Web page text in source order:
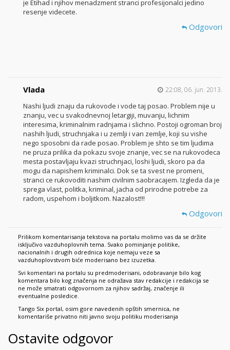
je Etihad i njihov menadzment stranci profesijonalci jedino
resenje videcete.
Odgovori
Vlada 22:08, 06. jun. 2013.
Nashi ljudi znaju da rukovode i vode taj posao. Problem nije u
znanju, vec u svakodnevnoj letargiji, muvanju, lichnim
interesima, kriminalnim radnjama i slichno. Postoji ogroman broj
nashih ljudi, struchnjaka i u zemlji i van zemlje, koji su vishe
nego sposobni da rade posao. Problem je shto se tim ljudima
ne pruza prilika da pokazu svoje znanje, vec se na rukovodeca
mesta postavljaju kvazi struchnjaci, loshi ljudi, skoro pa da
mogu da napishem kriminalci. Dok se ta svest ne promeni,
stranci ce rukovoditi nashim civilnim saobracajem. Izgleda da je
sprega vlast, politka, kriminal, jacha od prirodne potrebe za
radom, uspehom i boljitkom. Nazalost!!!
Odgovori
Prilikom komentarisanja tekstova na portalu molimo vas da se držite
isključivo vazduhoplovnih tema. Svako pominjanje politike,
nacionalnih i drugih odrednica koje nemaju veze sa
vazduhoplovstvom biće moderisano bez izuzetka.
Svi komentari na portalu su predmoderisani, odobravanje bilo kog
komentara bilo kog značenja ne odražava stav redakcije i redakcija se
ne može smatrati odgovornom za njihov sadržaj, značenje ili
eventualne posledice.
Tango Six portal, osim gore navedenih opštih smernica, ne
komentariše privatno niti javno svoju politiku moderisanja
Ostavite odgovor